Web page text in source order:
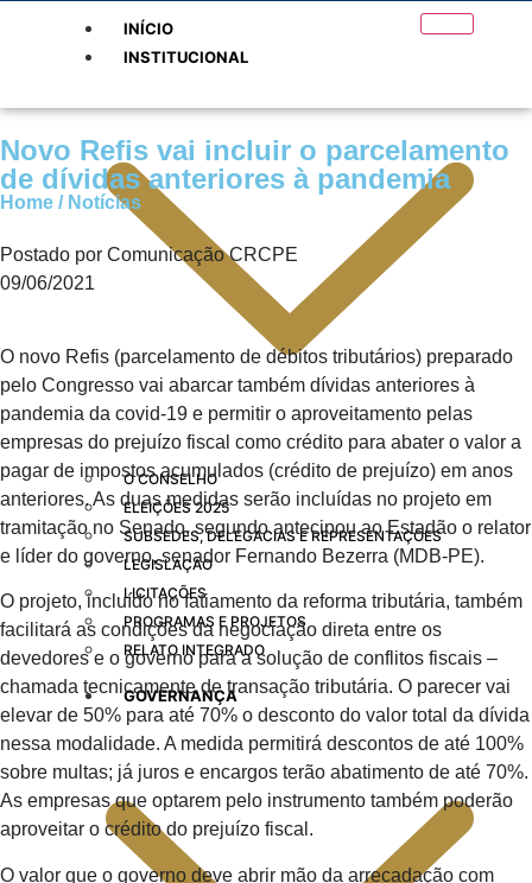
INÍCIO
INSTITUCIONAL
O CONSELHO
ELEIÇÕES 2025
SUBSEDES, DELEGACIAS E REPRESENTAÇÕES
LEGISLAÇÃO
LICITAÇÕES
PROGRAMAS E PROJETOS
RELATO INTEGRADO
GOVERNANÇA
Novo Refis vai incluir o parcelamento
de dívidas anteriores à pandemia
Home / Notícias
Postado por Comunicação CRCPE
09/06/2021
O novo Refis (parcelamento de débitos tributários) preparado
pelo Congresso vai abarcar também dívidas anteriores à
pandemia da covid-19 e permitir o aproveitamento pelas
empresas do prejuízo fiscal como crédito para abater o valor a
pagar de impostos acumulados (crédito de prejuízo) em anos
anteriores. As duas medidas serão incluídas no projeto em
tramitação no Senado, segundo antecipou ao Estadão o relator
e líder do governo, senador Fernando Bezerra (MDB-PE).
O projeto, incluído no fatiamento da reforma tributária, também
facilitará as condições da negociação direta entre os
devedores e o governo para a solução de conflitos fiscais –
chamada tecnicamente de transação tributária. O parecer vai
elevar de 50% para até 70% o desconto do valor total da dívida
nessa modalidade. A medida permitirá descontos de até 100%
sobre multas; já juros e encargos terão abatimento de até 70%.
As empresas que optarem pelo instrumento também poderão
aproveitar o crédito do prejuízo fiscal.
O valor que o governo deve abrir mão da arrecadação com